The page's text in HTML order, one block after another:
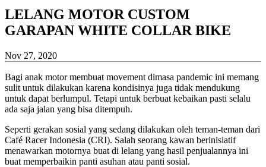
LELANG MOTOR CUSTOM
GARAPAN WHITE COLLAR BIKE
Nov 27, 2020
Bagi anak motor membuat movement dimasa pandemic ini memang
sulit untuk dilakukan karena kondisinya juga tidak mendukung
untuk dapat berlumpul. Tetapi untuk berbuat kebaikan pasti selalu
ada saja jalan yang bisa ditempuh.
Seperti gerakan sosial yang sedang dilakukan oleh teman-teman dari
Café Racer Indonesia (CRI). Salah seorang kawan berinisiatif
menawarkan motornya buat di lelang yang hasil penjualannya ini
buat memperbaikin panti asuhan atau panti sosial.